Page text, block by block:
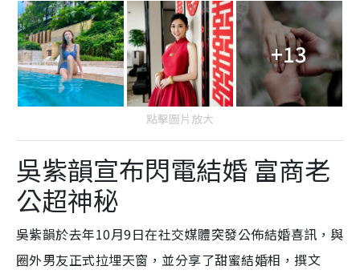
+13
點擊圖片放大
吳紫韻宣布閃電結婚 富商老
公超神秘
吳紫韻於去年10月9日在社交媒體突發公佈結婚喜訊，與
圈外男友正式拉埋天窗，並分享了甜蜜結婚相，撰文